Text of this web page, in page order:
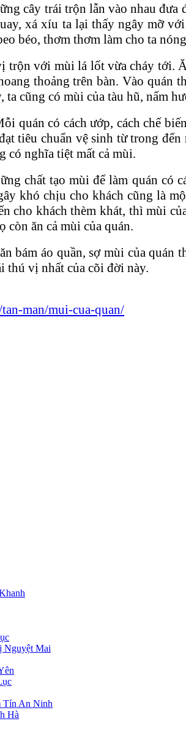
cây trái trộn lẫn vào nhau
xá xíu ta lại thấy ngây mỡ
béo, thơm thơm làm cho ta
với mùi lá lốt vừa cháy tới.
thoảng trên bàn. Vào
ta cũng có mùi của tàu hũ, nấm
quán có cách ướp, cách chế
tiêu chuẩn vệ sinh từ trong
có nghĩa tiệt mất cả mùi.
chất tạo mùi để làm quán có
khó chịu cho khách cũng là
cho khách thèm khát, thì mùi
ăn cả mùi của quán.
bám áo quần, sợ mùi của
thú vị nhất của cõi đời này.
man/mui-cua-quan/
Nguyệt Mai
Tín An Ninh
Hà